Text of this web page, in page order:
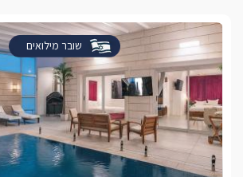
שובר מילואים